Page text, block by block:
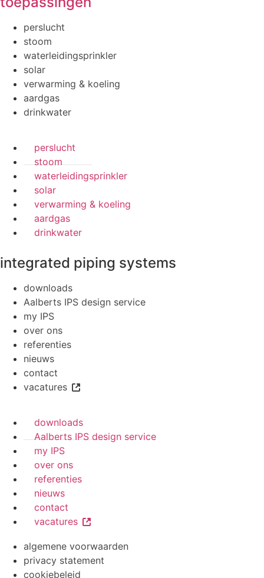
perslucht
stoom
waterleidingsprinkler
solar
verwarming & koeling
aardgas
drinkwater
perslucht
stoom
waterleidingsprinkler
solar
verwarming & koeling
aardgas
drinkwater
integrated piping systems
downloads
Aalberts IPS design service
my IPS
over ons
referenties
nieuws
contact
vacatures
downloads
Aalberts IPS design service
my IPS
over ons
referenties
nieuws
contact
vacatures
algemene voorwaarden
privacy statement
cookiebeleid